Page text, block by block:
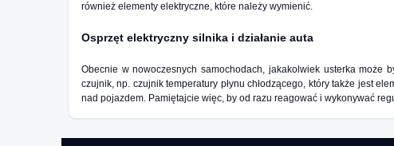
również elementy elektryczne, które należy wymienić.
Osprzęt elektryczny silnika i działanie auta
Obecnie w nowoczesnych samochodach, jakakolwiek usterka może
czujnik, np. czujnik temperatury płynu chłodzącego, który także jest
nad pojazdem. Pamiętajcie więc, by od razu reagować i wykonywać